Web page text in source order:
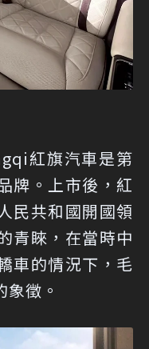
紅旗汽車是第
牌。上市後，紅
民共和國開國領
青睞，在當時中
車的情況下，毛
徵。